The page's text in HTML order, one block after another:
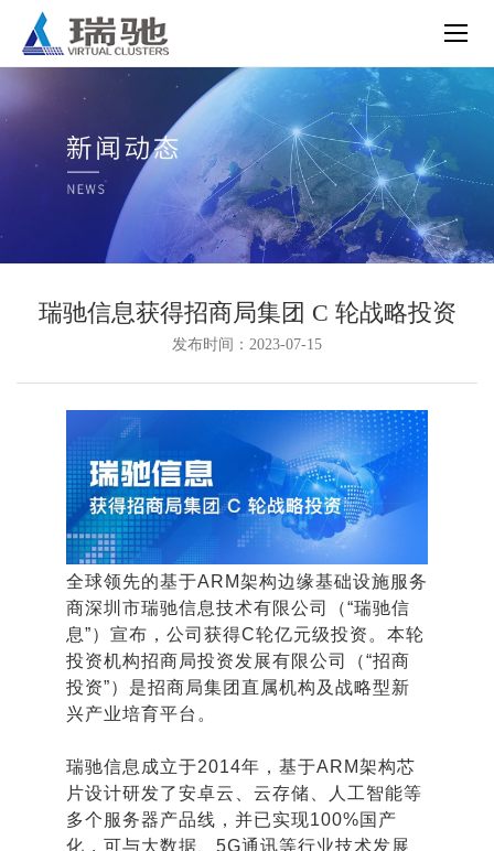
瑞驰信息获得招商局集团 C 轮战略投资
发布时间：2023-07-15
全球领先的基于ARM架构边缘基础设施服务
商深圳市瑞驰信息技术有限公司（“瑞驰信
息”）宣布，公司获得C轮亿元级投资。本轮
投资机构招商局投资发展有限公司（“招商
投资”）是招商局集团直属机构及战略型新
兴产业培育平台。
瑞驰信息成立于2014年，基于ARM架构芯
片设计研发了安卓云、云存储、人工智能等
多个服务器产品线，并已实现100%国产
化，可与大数据、5G通讯等行业技术发展